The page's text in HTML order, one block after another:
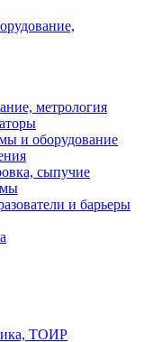
метрология
и оборудование
сыпучие
и барьеры
ТОИР